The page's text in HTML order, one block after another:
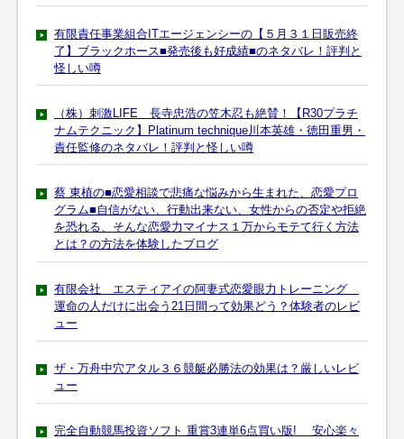
有限責任事業組合ITエージェンシーの【５月３１日販売終
了】ブラックホース■発売後も好成績■のネタバレ！評判と
怪しい噂
（株）刺激LIFE 長寺忠浩の笠木忍も絶賛！【R30プラチ
ナムテクニック】Platinum technique川本英雄・徳田重男・
責任監修のネタバレ！評判と怪しい噂
蔡 東植の■恋愛相談で悲痛な悩みから生まれた、恋愛プロ
グラム■自信がない、行動出来ない、女性からの否定や拒絶
を恐れる、そんな恋愛力マイナス１万からモテて行く方法
とは？の方法を体験したブログ
有限会社 エスティアイの阿妻式恋愛眼力トレーニング
運命の人だけに出会う21日間って効果どう？体験者のレビ
ュー
ザ・万舟中穴アタル３６競艇必勝法の効果は？厳しいレビ
ュー
完全自動競馬投資ソフト 重賞3連単6点買い版! 安心楽々